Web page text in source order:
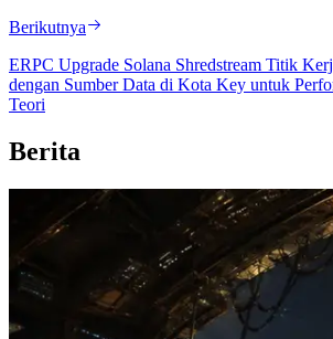
Berikutnya
ERPC Upgrade Solana Shredstream Titik
dengan Sumber Data di Kota Key untuk
Teori
Berita